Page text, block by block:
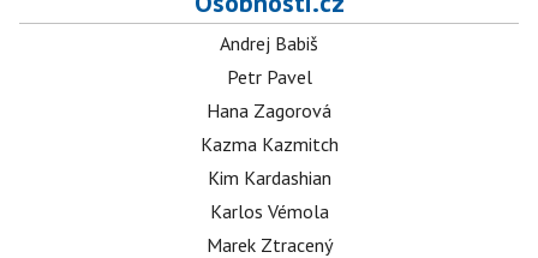
Andrej Babiš
Petr Pavel
Hana Zagorová
Kazma Kazmitch
Kim Kardashian
Karlos Vémola
Marek Ztracený